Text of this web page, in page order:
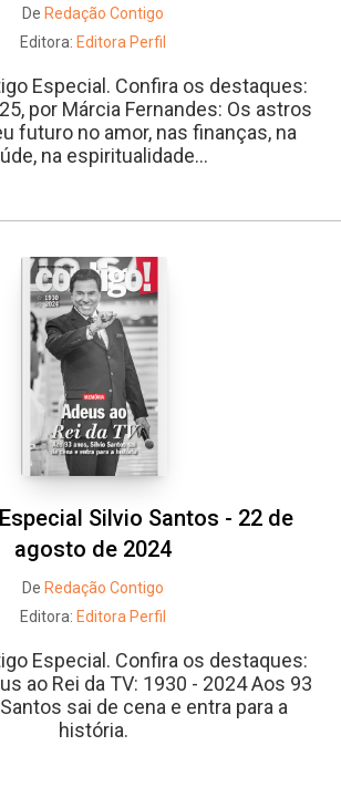
De Redação Contigo
Editora: Editora Perfil
Especial. Confira os destaques:
por Márcia Fernandes: Os astros
futuro no amor, nas finanças, na
na espiritualidade...
Silvio Santos - 22 de
agosto de 2024
De Redação Contigo
Editora: Editora Perfil
Especial. Confira os destaques:
ao Rei da TV: 1930 - 2024 Aos 93
sai de cena e entra para a
história.